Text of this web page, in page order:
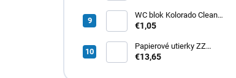
WC blok Kolorado Clean
Aroma Exotické Kvety 40g
€1,05
Papierové utierky ZZ
zelené (4000ks) 1vrst.
€13,65